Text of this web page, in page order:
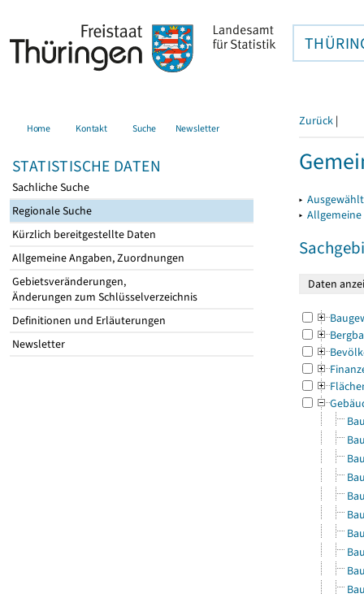
Home Kontakt Suche Newsletter
STATISTISCHE DATEN
Sachliche Suche
Regionale Suche
Kürzlich bereitgestellte Daten
Allgemeine Angaben, Zuordnungen
Gebietsveränderungen,
Änderungen zum Schlüsselverzeichnis
Definitionen und Erläuterungen
Newsletter
Zurück |
▸
▸